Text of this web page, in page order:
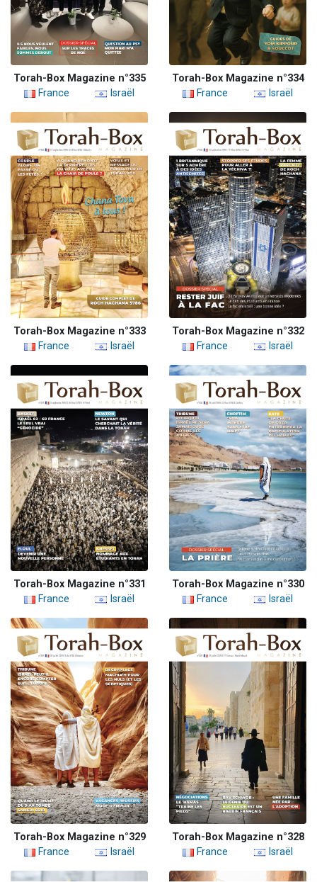
Torah-Box Magazine n°335
France
Israël
Torah-Box Magazine n°334
France
Israël
Torah-Box Magazine n°333
France
Israël
Torah-Box Magazine n°332
France
Israël
Torah-Box Magazine n°331
France
Israël
Torah-Box Magazine n°330
France
Israël
Torah-Box Magazine n°329
France
Israël
Torah-Box Magazine n°328
France
Israël